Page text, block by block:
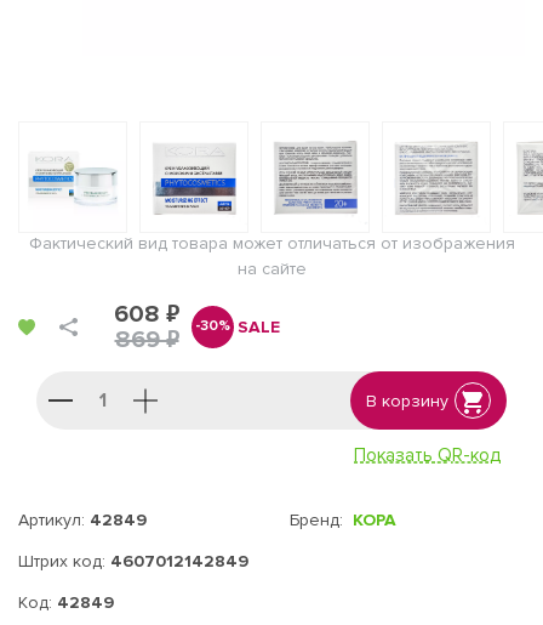
Фактический вид товара может отличаться от изображения
на сайте
608 ₽
869 ₽
-30% SALE
В корзину
Показать QR-код
Артикул: 42849
Штрих код: 4607012142849
Код: 42849
Бренд: КОРА